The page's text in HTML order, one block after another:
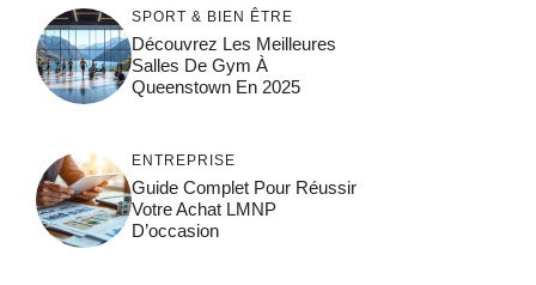
SPORT & BIEN ÊTRE
Découvrez Les Meilleures
Salles De Gym À
Queenstown En 2025
ENTREPRISE
Guide Complet Pour Réussir
Votre Achat LMNP
D’occasion